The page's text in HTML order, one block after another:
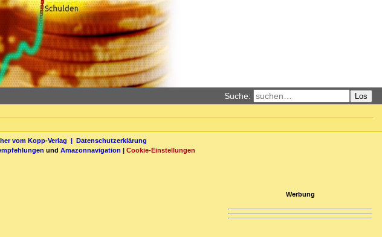
Suche: Los
vom Kopp-Verlag | Datenschutzerklärung
und Amazonnavigation | Cookie-Einstellungen
Werbung